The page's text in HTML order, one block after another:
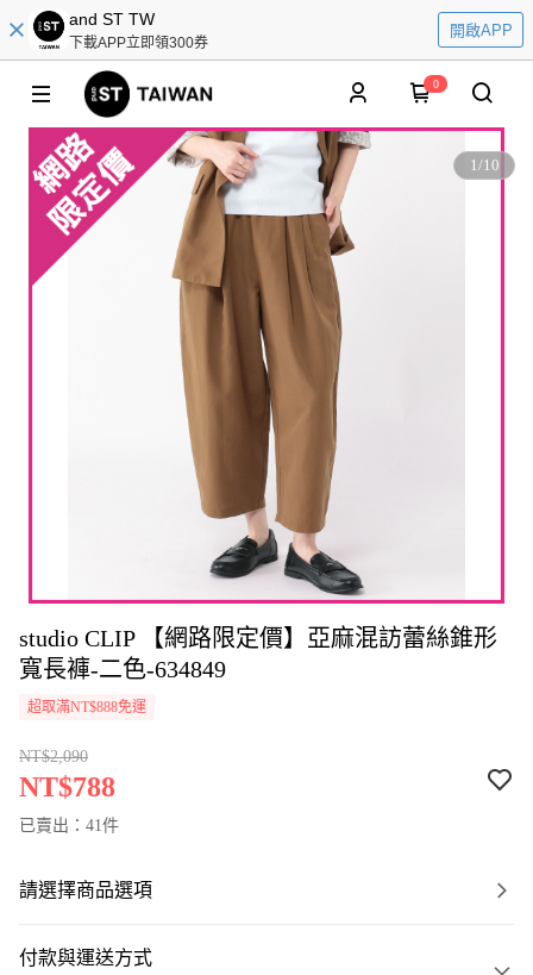
and ST TW
下載APP立即領300券
開啟APP
0
1/10
studio CLIP 【網路限定價】亞麻混訪蕾絲錐形
寬長褲-二色-634849
超取滿NT$888免運
NT$2,090
NT$788
已賣出：41件
請選擇商品選項
付款與運送方式